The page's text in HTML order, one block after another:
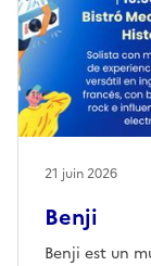
Benji
Benji est un
21 juin 2026